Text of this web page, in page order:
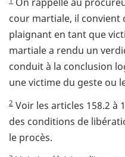
On rappelle au
cour martiale, il convient
plaignant en tant que
martiale a rendu un
conduit à la conclusion
une victime du geste ou
2 Voir les articles 158.2 à
des conditions de
le procès.